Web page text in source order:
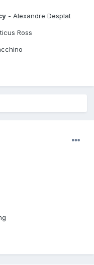
- Alexandre Desplat
Ross